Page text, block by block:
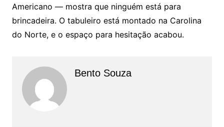
Americano — mostra que ninguém está para
brincadeira. O tabuleiro está montado na Carolina
do Norte, e o espaço para hesitação acabou.
Bento Souza